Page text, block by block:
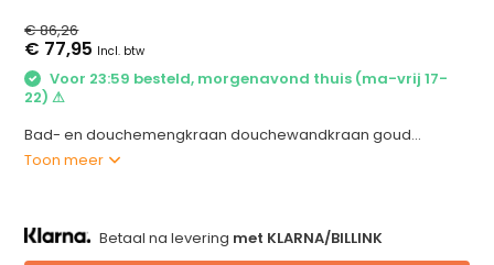
€ 86,26
€ 77,95 Incl. btw
Voor 23:59 besteld, morgenavond thuis (ma-vrij 17-
22) ⚠
Bad- en douchemengkraan douchewandkraan goud...
Toon meer
Betaal na levering met KLARNA/BILLINK